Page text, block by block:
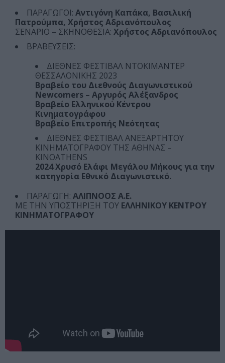
ΠΑΡΑΓΩΓΟΙ: Αντιγόνη Καπάκα, Βασιλική
Πατρούμπα, Χρήστος Αδριανόπουλος
ΣΕΝΑΡΙΟ – ΣΚΗΝΟΘΕΣΙΑ: Χρήστος Αδριανόπουλος
ΒΡΑΒΕΥΣΕΙΣ:
ΔΙΕΘΝΕΣ ΦΕΣΤΙΒΑΛ ΝΤΟΚΙΜΑΝΤΕΡ
ΘΕΣΣΑΛΟΝΙΚΗΣ 2023
Βραβείο του Διεθνούς Διαγωνιστικού
Newcomers – Αργυρός Αλέξανδρος
Βραβείο Ελληνικού Κέντρου
Κινηματογράφου
Βραβείο Επιτροπής Νεότητας
ΔΙΕΘΝΕΣ ΦΕΣΤΙΒΑΛ ΑΝΕΞΑΡΤΗΤΟΥ
ΚΙΝΗΜΑΤΟΓΡΑΦΟΥ ΤΗΣ ΑΘΗΝΑΣ –
KINOATHENS
2024 Χρυσό Ελάφι Μεγάλου Μήκους για την
κατηγορία Εθνικό Διαγωνιστικό.
ΠΑΡΑΓΩΓΗ: ΑΛΙΠΝΟΟΣ Α.Ε.
ΜΕ ΤΗΝ ΥΠΟΣΤΗΡΙΞΗ ΤΟΥ ΕΛΛΗΝΙΚΟΥ ΚΕΝΤΡΟΥ
ΚΙΝΗΜΑΤΟΓΡΑΦΟΥ